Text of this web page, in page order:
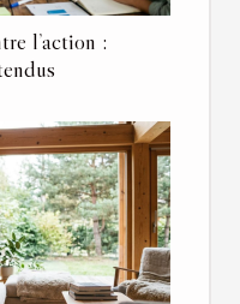
l’action :